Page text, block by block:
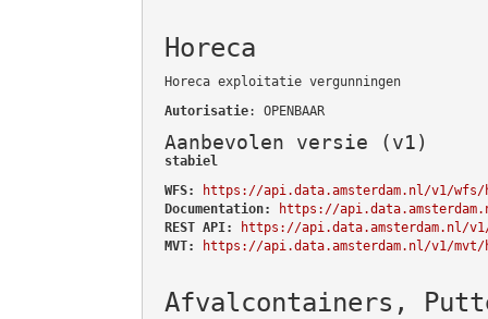
Horeca
Horeca exploitatie vergunningen
Autorisatie: OPENBAAR
Aanbevolen versie (v1)
stabiel
WFS:
https://api.data.amsterdam.nl/v1/wfs/
Documentation:
https://
REST API:
https://api.data.amsterdam.nl/
MVT:
https://api.data.amsterdam.nl/v1/mvt/
Afvalcontainers,